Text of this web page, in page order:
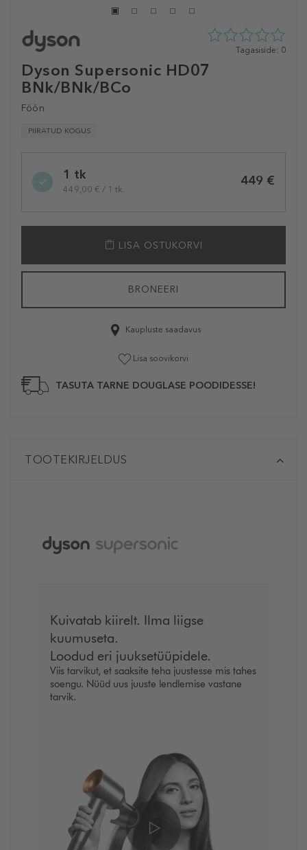
Dyson Supersonic HD07
BNk/BNk/BCo
Föön
PIIRATUD KOGUS
0
Tagasiside: 0
variation1 tk
449,00 € / 1 tk.
449 €
LISA OSTUKORVI
BRONEERI
Kaupluste saadavus
Lisa soovikorvi
TASUTA TARNE DOUGLASE POODIDESSE!
TOOTEKIRJELDUS
Kuivatab kiirelt. Ilma liigse
kuumuseta.
Loodud eri juuksetüüpidele.
Viis tarvikut, et saaksite teha juustesse mis tahes
soengu. Nüüd uus juuste lendlemise vastane
tarvik.